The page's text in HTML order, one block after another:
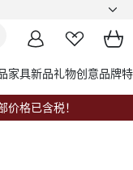
家具新品礼物创意品牌
格已含税！